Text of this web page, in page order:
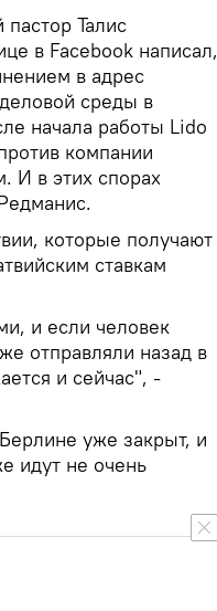
Талис
в Facebook написал,
в адрес
среды в
начала работы Lido
компании
И в этих спорах
которые получают
ставкам
и если человек
отправляли назад в
и сейчас", -
уже закрыт, и
идут не очень